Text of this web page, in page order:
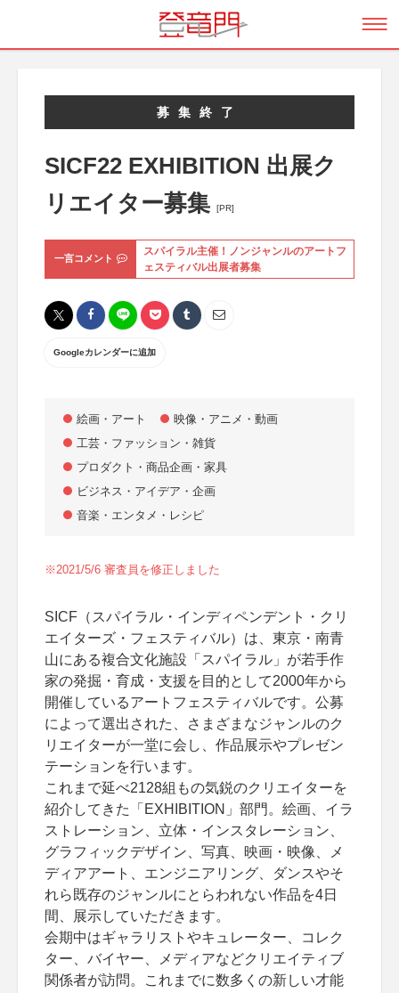
募集終了
SICF22 EXHIBITION 出展ク
リエイター募集
[PR]
一言コメント
スパイラル主催！ノンジャンルのアートフ
ェスティバル出展者募集
Googleカレンダーに追加
絵画・アート
映像・アニメ・動画
工芸・ファッション・雑貨
プロダクト・商品企画・家具
ビジネス・アイデア・企画
音楽・エンタメ・レシピ
※2021/5/6 審査員を修正しました
SICF（スパイラル・インディペンデント・クリ
エイターズ・フェスティバル）は、東京・南青
山にある複合文化施設「スパイラル」が若手作
家の発掘・育成・支援を目的として2000年から
開催しているアートフェスティバルです。公募
によって選出された、さまざまなジャンルのク
リエイターが一堂に会し、作品展示やプレゼン
テーションを行います。
これまで延べ2128組もの気鋭のクリエイターを
紹介してきた「EXHIBITION」部門。絵画、イラ
ストレーション、立体・インスタレーション、
グラフィックデザイン、写真、映画・映像、メ
ディアアート、エンジニアリング、ダンスやそ
れら既存のジャンルにとらわれない作品を4日
間、展示していただきます。
会期中はギャラリストやキュレーター、コレク
ター、バイヤー、メディアなどクリエイティブ
関係者が訪問。これまでに数多くの新しい才能